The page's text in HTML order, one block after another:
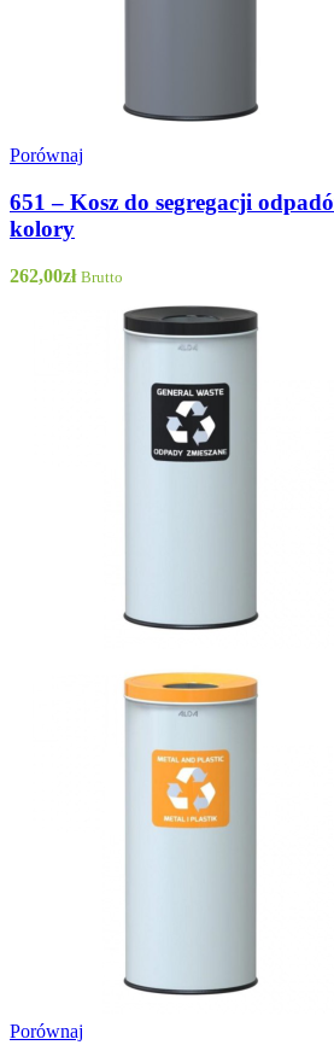
Porównaj
651 – Kosz do segregacji
kolory
262,00zł Brutto
Porównaj